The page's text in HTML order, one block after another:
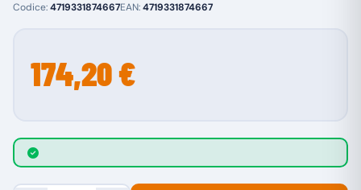
Codice:4719331874667EAN:4719331874667
174,20 €